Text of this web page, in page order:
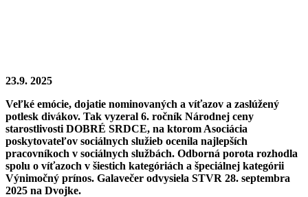
23.9. 2025
Veľké emócie, dojatie nominovaných a víťazov a zaslúžený
potlesk divákov. Tak vyzeral 6. ročník Národnej ceny
starostlivosti DOBRÉ SRDCE, na ktorom Asociácia
poskytovateľov sociálnych služieb ocenila najlepších
pracovníkoch v sociálnych službách. Odborná porota rozhodla
spolu o víťazoch v šiestich kategóriách a špeciálnej kategórii
Výnimočný prínos. Galavečer odvysiela STVR 28. septembra
2025 na Dvojke.